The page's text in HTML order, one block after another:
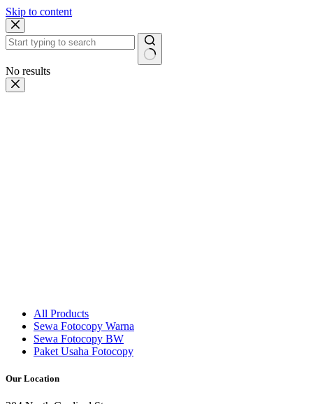
Skip to content
No results
All Products
Sewa Fotocopy Warna
Sewa Fotocopy BW
Paket Usaha Fotocopy
Our Location